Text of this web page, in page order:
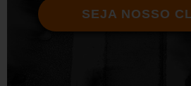
SEJA NOSSO